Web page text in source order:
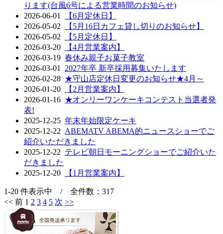
ります(台風6号による営業時間のお知らせ)
2026-06-01
【6月定休日】
2026-05-02
【5月16日カフェ貸し切りのお知らせ】
2026-05-02
【5月定休日】
2026-03-20
【4月営業案内】
2026-03-19 春休み親子お菓子教室
2026-03-01 2027年卒 新卒採用募集いたします
2026-02-28 ★守山店定休日変更のお知らせ★4月～
2026-01-20
【2月営業案内】
2026-01-16 ★オンリーワンケーキコンテスト当選者発
表!
2025-12-25 年末年始限定ケーキ
2025-12-22 ABEMATV ABEMA的ニュースショーでご
紹介いただきました
2025-12-22 テレビ朝日モーニングショーでご紹介いた
だきました
2025-12-20
【1月営業案内】
1-20 件表示中 / 全件数：317
<< 前 1 2 3 4 5 次 >>